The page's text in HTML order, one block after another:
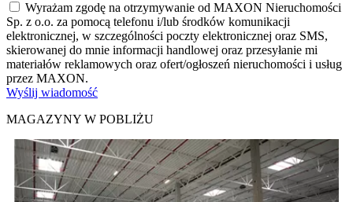
Wyrażam zgodę na otrzymywanie od MAXON Nieruchomości
Sp. z o.o. za pomocą telefonu i/lub środków komunikacji
elektronicznej, w szczególności poczty elektronicznej oraz SMS,
skierowanej do mnie informacji handlowej oraz przesyłanie mi
materiałów reklamowych oraz ofert/ogłoszeń nieruchomości i usług
przez MAXON.
Wyślij wiadomość
MAGAZYNY W POBLIŻU